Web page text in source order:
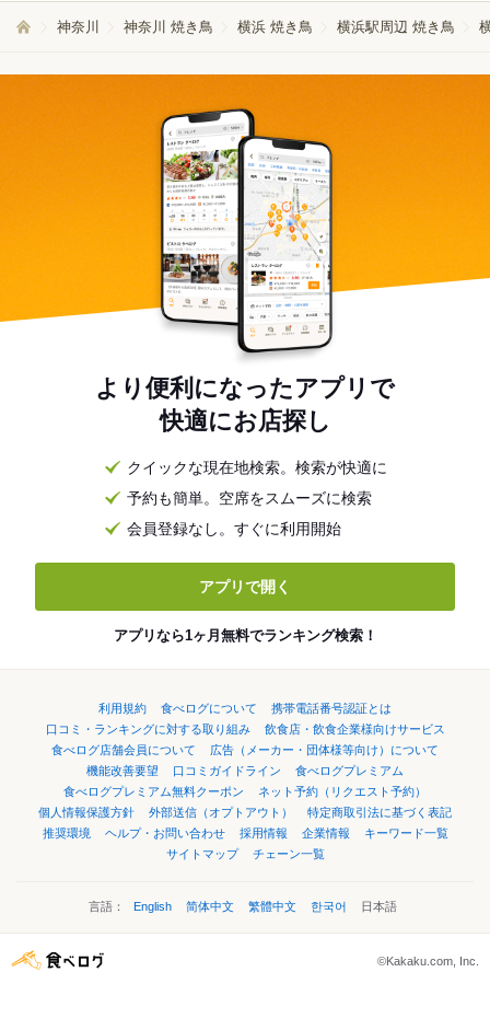
神奈川 神奈川 焼き鳥 横浜 焼き鳥 横浜駅周辺 焼き鳥
より便利になったアプリで
快適にお店探し
クイックな現在地検索。検索が快適に
予約も簡単。空席をスムーズに検索
会員登録なし。すぐに利用開始
アプリで開く
アプリなら1ヶ月無料でランキング検索！
利用規約 食べログについて
携帯電話番号認証とは
口コミ・ランキングに対する取り組み
飲食店・飲食企業様向けサービス
食べログ店舗会員について
広告（メーカー・団体様等向け）について
機能改善要望
口コミガイドライン
食べログプレミアム
食べログプレミアム無料クーポン
ネット予約（リクエスト予約）
個人情報保護方針
外部送信（オプトアウト）
特定商取引法に基づく表記
推奨環境
ヘルプ・お問い合わせ 採用情報 企業情報
キーワード一覧
サイトマップ
チェーン一覧
言語： English 简体中文 繁體中文 한국어 日本語
©Kakaku.com, Inc.